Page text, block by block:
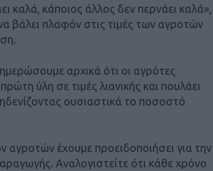
καλά, κάποιος άλλος δεν περνάει καλά»,
βάλει πλαφόν στις τιμές των αγροτών
αρχικά ότι οι αγρότες
ύλη σε τιμές λιανικής και πουλάει
ουσιαστικά το ποσοστό
έχουμε προειδοποιήσει για την
Αναλογιστείτε ότι κάθε χρόνο